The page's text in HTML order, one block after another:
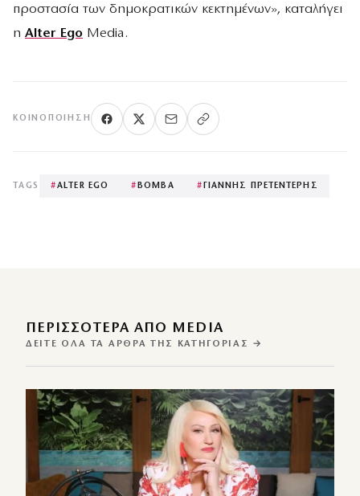
προστασία των δημοκρατικών κεκτημένων», καταλήγει
η Alter Ego Media.
ΚΟΙΝΟΠΟΊΗΣΗ
TAGS #ALTER EGO # ΒΟΜΒΑ # ΓΙΑΝΝΗΣ ΠΡΕΤΕΝΤΕΡΗΣ
ΠΕΡΙΣΣΌΤΕΡΑ ΑΠΌ MEDIA
ΔΕΊΤΕ ΌΛΑ ΤΑ ΆΡΘΡΑ ΤΗΣ ΚΑΤΗΓΟΡΊΑΣ →